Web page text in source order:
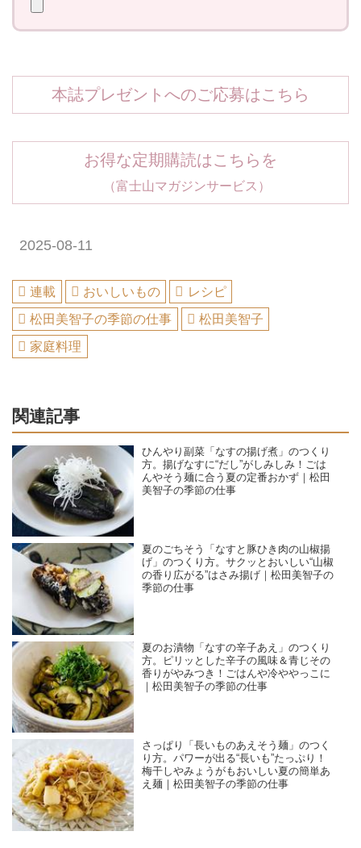
本誌プレゼントへのご応募はこちら
お得な定期購読はこちらを
（富士山マガジンサービス）
2025-08-11
連載 おいしいもの
レシピ
松田美智子の季節の仕事
松田美智子
家庭料理
関連記事
ひんやり副菜「なすの揚げ煮」のつくり
方。揚げなすに“だし”がしみしみ！ごは
んやそう麺に合う夏の定番おかず｜松田
美智子の季節の仕事
夏のごちそう「なすと豚ひき肉の山椒揚
げ」のつくり方。サクッとおいしい“山椒
の香り広がる”はさみ揚げ｜松田美智子の
季節の仕事
夏のお漬物「なすの辛子あえ」のつくり
方。ピリッとした辛子の風味＆青じその
香りがやみつき！ごはんや冷ややっこに
｜松田美智子の季節の仕事
さっぱり「長いものあえそう麺」のつく
り方。パワーが出る“長いも”たっぷり！
梅干しやみょうがもおいしい夏の簡単あ
え麺｜松田美智子の季節の仕事